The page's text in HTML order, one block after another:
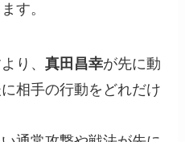
す。
り、真田昌幸が先に動
相手の行動をどれだけ